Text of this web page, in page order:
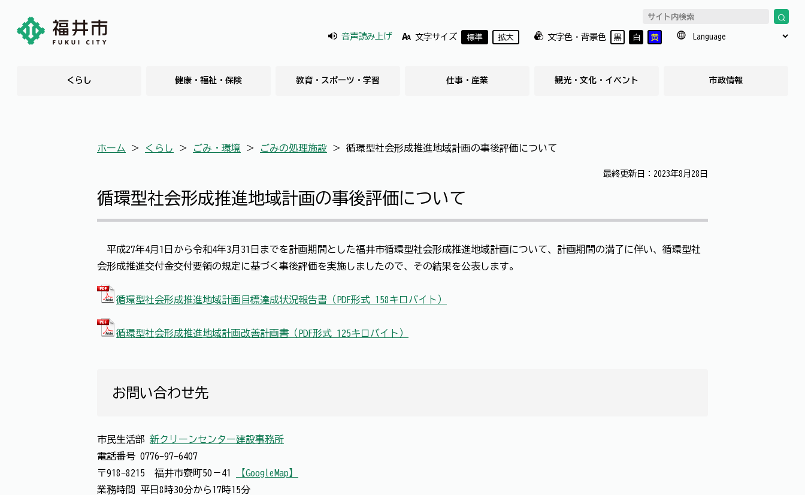
音声読み上げ 文字サイズ 標準 拡大 文字色・背景色 黒 白 黄
くらし 健康・福祉・保険 教育・スポーツ・学習 仕事・産業 観光・文化・イベント 市政情報
ホーム ＞ くらし ＞ ごみ・環境 ＞ ごみの処理施設 ＞ 循環型社会形成推進地域計画の事後評価について
最終更新日：2023年8月28日
循環型社会形成推進地域計画の事後評価について
平成27年4月1日から令和4年3月31日までを計画期間とした福井市循環型社会形成推進地域計画について、計画期間の満了に伴い、循環型社
会形成推進交付金交付要領の規定に基づく事後評価を実施しましたので、その結果を公表します。
循環型社会形成推進地域計画目標達成状況報告書（PDF形式 158キロバイト）
循環型社会形成推進地域計画改善計画書（PDF形式 125キロバイト）
お問い合わせ先
市民生活部 新クリーンセンター建設事務所
電話番号 0776-97-6407
〒918-8215 福井市寮町50－41
【GoogleMap】
業務時間 平日8時30分から17時15分